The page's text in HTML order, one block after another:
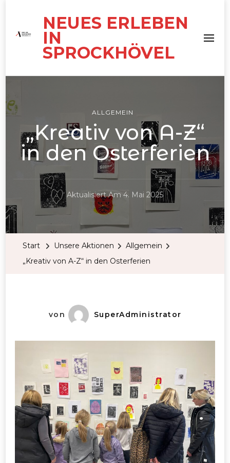
NEUES ERLEBEN
IN
SPROCKHÖVEL
ALLGEMEIN
„Kreativ von A-Z“
in den Osterferien
Aktualisiert Am 4. Mai 2025
Start Unsere Aktionen
Allgemein
„Kreativ von A-Z“ in den Osterferien
von SuperAdministrator